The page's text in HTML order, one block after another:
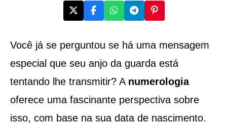
Você já se perguntou se há uma mensagem
especial que seu anjo da guarda está
tentando lhe transmitir? A numerologia
oferece uma fascinante perspectiva sobre
isso, com base na sua data de nascimento.